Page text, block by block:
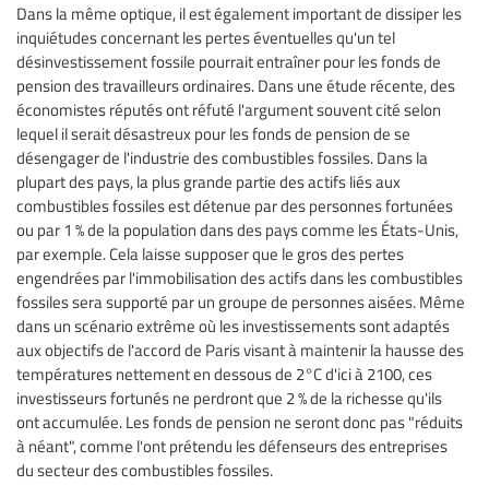
Dans la même optique, il est également important de dissiper les
inquiétudes concernant les pertes éventuelles qu'un tel
désinvestissement fossile pourrait entraîner pour les fonds de
pension des travailleurs ordinaires. Dans une étude récente, des
économistes réputés ont réfuté l'argument souvent cité selon
lequel il serait désastreux pour les fonds de pension de se
désengager de l'industrie des combustibles fossiles. Dans la
plupart des pays, la plus grande partie des actifs liés aux
combustibles fossiles est détenue par des personnes fortunées
ou par 1 % de la population dans des pays comme les États-Unis,
par exemple. Cela laisse supposer que le gros des pertes
engendrées par l'immobilisation des actifs dans les combustibles
fossiles sera supporté par un groupe de personnes aisées. Même
dans un scénario extrême où les investissements sont adaptés
aux objectifs de l'accord de Paris visant à maintenir la hausse des
températures nettement en dessous de 2°C d'ici à 2100, ces
investisseurs fortunés ne perdront que 2 % de la richesse qu'ils
ont accumulée. Les fonds de pension ne seront donc pas "réduits
à néant", comme l'ont prétendu les défenseurs des entreprises
du secteur des combustibles fossiles.